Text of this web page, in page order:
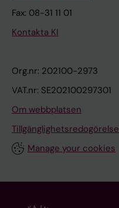
Fax: 08-31 11 01
Kontakta KI
Org.nr: 202100-2973
VAT.nr: SE202100297301
Om webbplatsen
Tillgänglighetsredogörelse
Manage your cookies